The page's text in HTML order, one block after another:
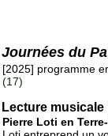
Journées du
[2025] programme
(17)
Lecture
Pierre Loti en